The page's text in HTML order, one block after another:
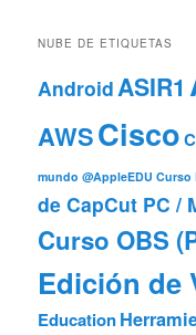
NUBE DE ETIQUETAS
AndroidASIR1
AWSCisco
mundo @AppleEDU Curso
de CapCut PC /
Curso OBS
Edición de
Education